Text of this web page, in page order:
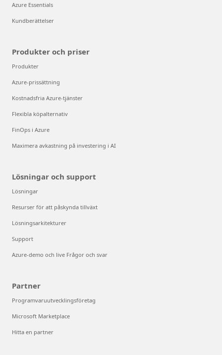
Azure Essentials
Kundberättelser
Produkter och priser
Produkter
Azure-prissättning
Kostnadsfria Azure-tjänster
Flexibla köpalternativ
FinOps i Azure
Maximera avkastning på investering i AI
Lösningar och support
Lösningar
Resurser för att påskynda tillväxt
Lösningsarkitekturer
Support
Azure-demo och live Frågor och svar
Partner
Programvaruutvecklingsföretag
Microsoft Marketplace
Hitta en partner